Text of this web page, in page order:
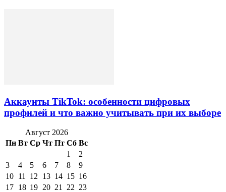
Аккаунты TikTok: особенности цифровых
профилей и что важно учитывать при их выборе
Август 2026
Пн Вт Ср Чт Пт Сб Вс
1
2
3
4 5 6 7 8
9
10 11 12 13 14 15 16
17 18 19 20 21 22 23